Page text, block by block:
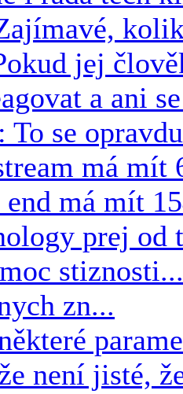
jej
a ani
To se
má
má mít
prej od
zn...
není jisté,